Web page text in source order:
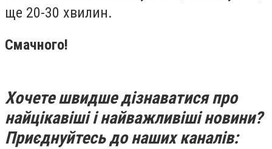
ще 20-30 хвилин.
Смачного!
Хочете швидше дізнаватися про
найцікавіші і найважливіші новини?
Приєднуйтесь до наших каналів: